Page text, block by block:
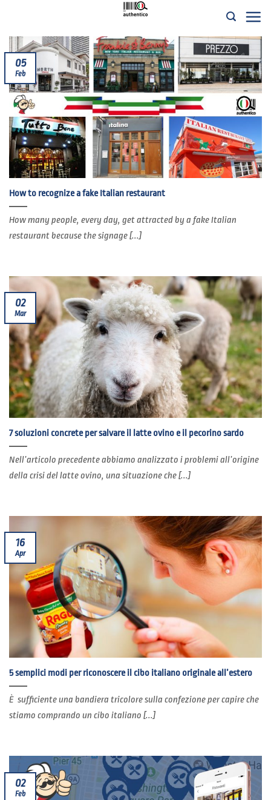
contenuti
How to recognize a fake Italian restaurant
How many people, every day, get attracted by a fake Italian
restaurant because the signage [...]
05
Feb
7 soluzioni concrete per salvare il latte ovino e il pecorino sardo
Nell’articolo precedente abbiamo analizzato i problemi all’origine
della crisi del latte ovino, una situazione che [...]
02
Mar
5 semplici modi per riconoscere il cibo italiano originale all’estero
È sufficiente una bandiera tricolore sulla confezione per capire che
stiamo comprando un cibo italiano [...]
16
Apr
02
Feb